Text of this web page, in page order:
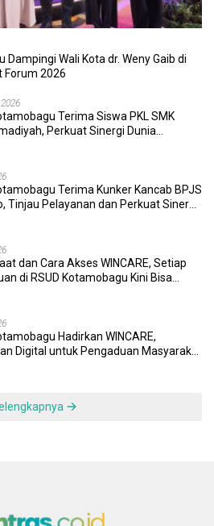
Dampingi Wali Kota dr. Weny Gaib di
Forum 2026
Terima Siswa PKL SMK
Perkuat Sinergi Dunia
Terima Kunker Kancab BPJS
Tinjau Pelayanan dan Perkuat Sinergi
dan Cara Akses WINCARE, Setiap
di RSUD Kotamobagu Kini Bisa
Hadirkan WINCARE,
Digital untuk Pengaduan Masyarakat